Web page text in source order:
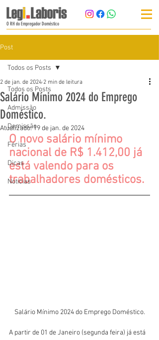
O RH do Empregador Doméstico
Post
Todos os Posts
Admissão
Demissão
Férias
Dicas
Notícias
Todos os Posts
Salário Mínimo 2024 do Emprego
Doméstico.
2 de jan. de 2024 2 min de leitura
Atualizado:19 de jan. de 2024
O novo salário mínimo
nacional de R$ 1.412,00 já
está valendo para os
trabalhadores domésticos.
Salário Mínimo 2024 do Emprego Doméstico.
A partir de 01 de Janeiro (segunda feira) já está